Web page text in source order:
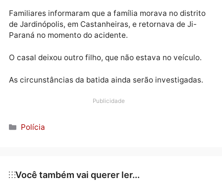
Santana da Mata, que dirigia a caminhonete, a mãe
criança, Rosilda da Silva de Oliveira da Mata, além
Celita da Silva Oliveira, irmã dela.
Familiares informaram que a família morava no
Paraná no momento do acidente.
O casal deixou outro filho, que não estava no
Publicidade